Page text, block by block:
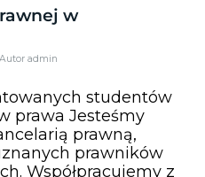
w
Autor admin
studentów
prawa Jesteśmy
prawną,
prawników
Współpracujemy z